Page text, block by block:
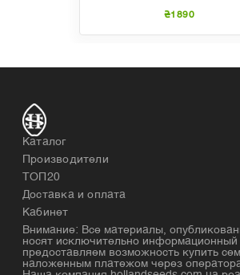
₴1890
Каталог
Производители
ТОП20
Доставка и оплата
Кабинет
Внимание: Все материалы,
носят исключительно
предоставляем возможность купить
наложенным платежом через